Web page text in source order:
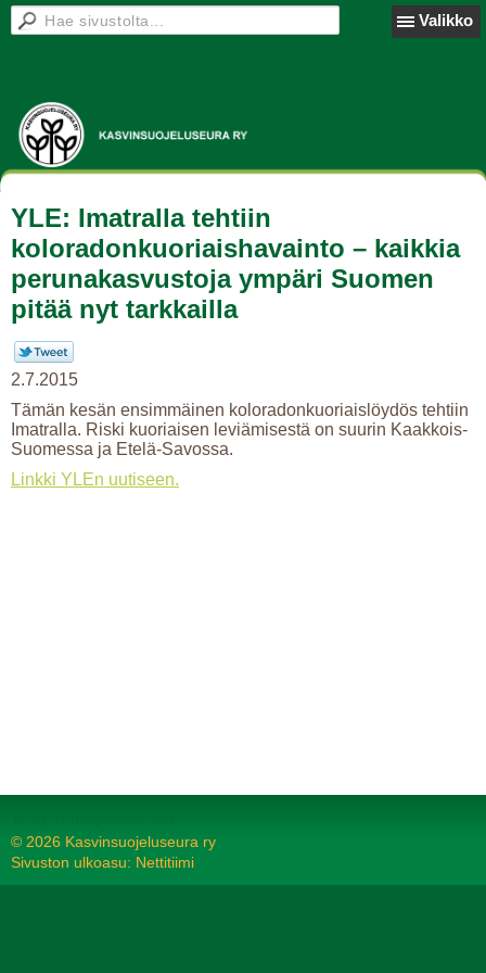
Valikko
YLE: Imatralla tehtiin
koloradonkuoriaishavainto – kaikkia
perunakasvustoja ympäri Suomen
pitää nyt tarkkailla
2.7.2015
Tämän kesän ensimmäinen koloradonkuoriaislöydös tehtiin
Imatralla. Riski kuoriaisen leviämisestä on suurin Kaakkois-
Suomessa ja Etelä-Savossa.
Linkki YLEn uutiseen.
© 2026 Kasvinsuojeluseura ry
Sivuston ulkoasu: Nettitiimi